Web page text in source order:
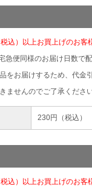
込）以上お買上げのお客
急便同様のお届け日数で
をお届けするため、代金
ませんのでご了承ください
230円（税込）
込）以上お買上げのお客